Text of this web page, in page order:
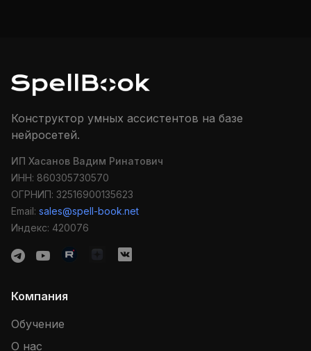
Конструктор умных ассистентов на базе
нейросетей.
ИП Хасанов Вадим Ринатович
ИНН: 860305730570
ОГРНИП: 32516900135623
Email: sales@spell-book.net
Индекс: 420076
Компания
Обучение
О нас